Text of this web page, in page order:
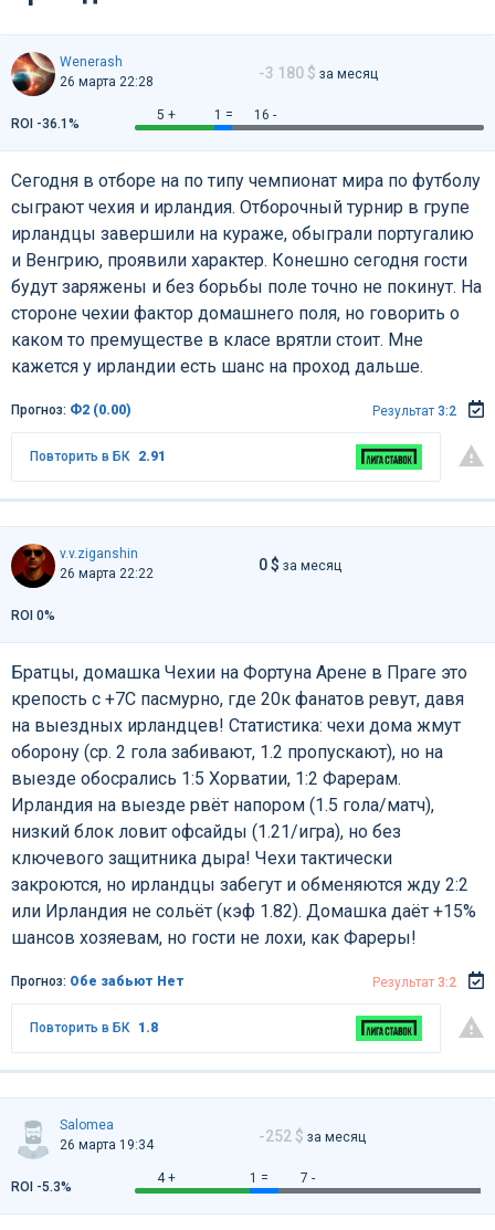
Wenerash
26 марта 22:28
-3 180 $ за месяц
5 + 1 = 16 -
ROI -36.1%
Сегодня в отборе на по типу чемпионат мира по футболу
сыграют чехия и ирландия. Отборочный турнир в групе
ирландцы завершили на кураже, обыграли португалию
и Венгрию, проявили характер. Конешно сегодня гости
будут заряжены и без борьбы поле точно не покинут. На
стороне чехии фактор домашнего поля, но говорить о
каком то премуществе в класе врятли стоит. Мне
кажется у ирландии есть шанс на проход дальше.
Прогноз: Ф2 (0.00) Результат 3:2
Повторить в БК 2.91
v.v.ziganshin
26 марта 22:22
0 $ за месяц
ROI 0%
Братцы, домашка Чехии на Фортуна Арене в Праге это
крепость с +7C пасмурно, где 20к фанатов ревут, давя
на выездных ирландцев! Статистика: чехи дома жмут
оборону (ср. 2 гола забивают, 1.2 пропускают), но на
выезде обосрались 1:5 Хорватии, 1:2 Фарерам.
Ирландия на выезде рвёт напором (1.5 гола/матч),
низкий блок ловит офсайды (1.21/игра), но без
ключевого защитника дыра! Чехи тактически
закроются, но ирландцы забегут и обменяются жду 2:2
или Ирландия не сольёт (кэф 1.82). Домашка даёт +15%
шансов хозяевам, но гости не лохи, как Фареры!
Прогноз: Обе забьют Нет Результат 3:2
Повторить в БК 1.8
Salomea
26 марта 19:34
-252 $ за месяц
4 + 1 = 7 -
ROI -5.3%